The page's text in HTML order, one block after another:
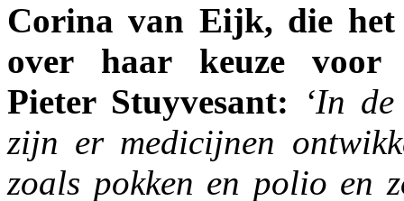
Corina van Eijk, die het
over haar keuze voor
Pieter Stuyvesant: ‘In
zijn er medicijnen
zoals pokken en polio en